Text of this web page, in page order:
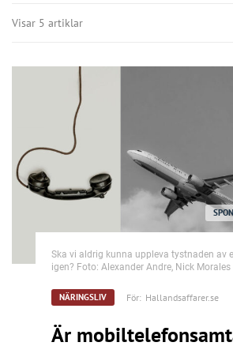
Visar 5 artiklar
Ska vi aldrig kunna uppleva tystnaden av
igen? Foto: Alexander Andre, Nick Morales
NÄRINGSLIV För: Hallandsaffarer.se
Är